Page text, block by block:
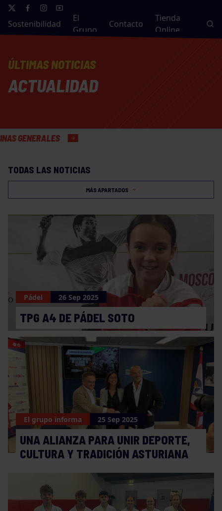
Sostenibilidad
El
Grupo
Contacto
Tienda
Online
ÚLTIMAS NOTICIAS
ACTUALIDAD
TODAS LAS NOTICIAS
MÁS APARTADOS
Pádel 26 Sep 2025
TPG A4 DE PÁDEL SOTO
El grupo informa 25 Sep 2025
UNA ALIANZA PARA UNIR DEPORTE,
CULTURA Y TRADICIÓN ASTURIANA